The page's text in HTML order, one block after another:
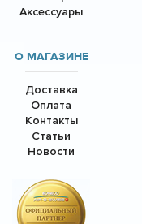
Аксессуары
О МАГАЗИНЕ
Доставка
Оплата
Контакты
Статьи
Новости